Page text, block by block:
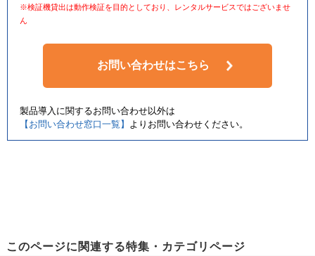
※検証機貸出は動作検証を目的としており、レンタルサービスではございませ
ん
お問い合わせはこちら
製品導入に関するお問い合わせ以外は
【お問い合わせ窓口一覧】 よりお問い合わせください。
このページに関連する特集・カテゴリページ